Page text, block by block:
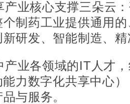
产业核心支撑三朵云
制药工业提供通用
研发、智能制造、
产业各领域的IT人才
能力数字化共享中心
与服务。